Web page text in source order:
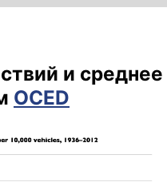
и среднее
OCED